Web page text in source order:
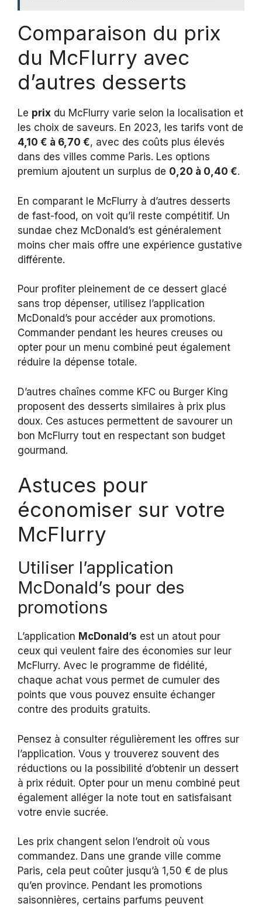
Comparaison du prix
du McFlurry avec
d’autres desserts
Le prix du McFlurry varie selon la localisation et
les choix de saveurs. En 2023, les tarifs vont de
4,10 € à 6,70 €, avec des coûts plus élevés
dans des villes comme Paris. Les options
premium ajoutent un surplus de 0,20 à 0,40 €.
En comparant le McFlurry à d’autres desserts
de fast-food, on voit qu’il reste compétitif. Un
sundae chez McDonald’s est généralement
moins cher mais offre une expérience gustative
différente.
Pour profiter pleinement de ce dessert glacé
sans trop dépenser, utilisez l’application
McDonald’s pour accéder aux promotions.
Commander pendant les heures creuses ou
opter pour un menu combiné peut également
réduire la dépense totale.
D’autres chaînes comme KFC ou Burger King
proposent des desserts similaires à prix plus
doux. Ces astuces permettent de savourer un
bon McFlurry tout en respectant son budget
gourmand.
Astuces pour
économiser sur votre
McFlurry
Utiliser l’application
McDonald’s pour des
promotions
L’application McDonald’s est un atout pour
ceux qui veulent faire des économies sur leur
McFlurry. Avec le programme de fidélité,
chaque achat vous permet de cumuler des
points que vous pouvez ensuite échanger
contre des produits gratuits.
Pensez à consulter régulièrement les offres sur
l’application. Vous y trouverez souvent des
réductions ou la possibilité d’obtenir un dessert
à prix réduit. Opter pour un menu combiné peut
également alléger la note tout en satisfaisant
votre envie sucrée.
Les prix changent selon l’endroit où vous
commandez. Dans une grande ville comme
Paris, cela peut coûter jusqu’à 1,50 € de plus
qu’en province. Pendant les promotions
saisonnières, certains parfums peuvent